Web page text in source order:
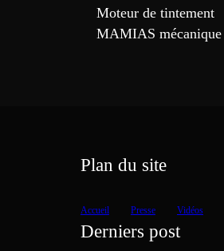
Moteur de tintement
MAMIAS mécanique
Plan du site
Accueil Presse Vidéos
Derniers post